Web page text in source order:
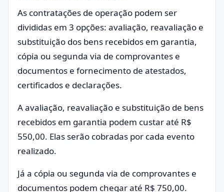
As contratações de operação podem ser
divididas em 3 opções: avaliação, reavaliação e
substituição dos bens recebidos em garantia,
cópia ou segunda via de comprovantes e
documentos e fornecimento de atestados,
certificados e declarações.
A avaliação, reavaliação e substituição de bens
recebidos em garantia podem custar até R$
550,00. Elas serão cobradas por cada evento
realizado.
Já a cópia ou segunda via de comprovantes e
documentos podem chegar até R$ 750,00.